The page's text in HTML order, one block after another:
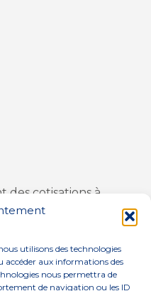
utilisons des technologies
accéder aux informations des
nous permettra de
de navigation ou les ID
des cotisations à
de la
dans les ERP
évolutions